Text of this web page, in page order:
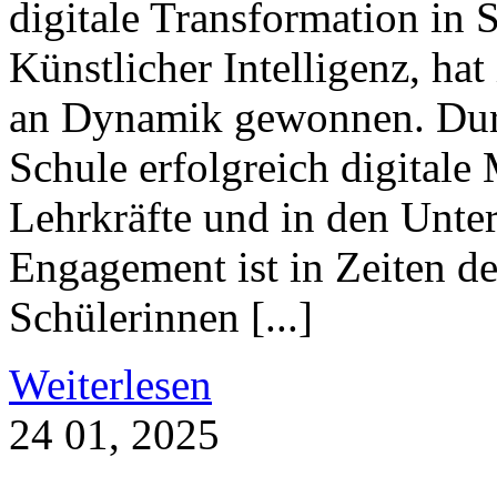
digitale Transformation in
Künstlicher Intelligenz, hat
an Dynamik gewonnen.
Schule erfolgreich digitale
Lehrkräfte und in den
Engagement ist in Zeiten
Schülerinnen [...]
Weiterlesen
24 01, 2025